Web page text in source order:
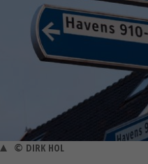
© DIRK HOL